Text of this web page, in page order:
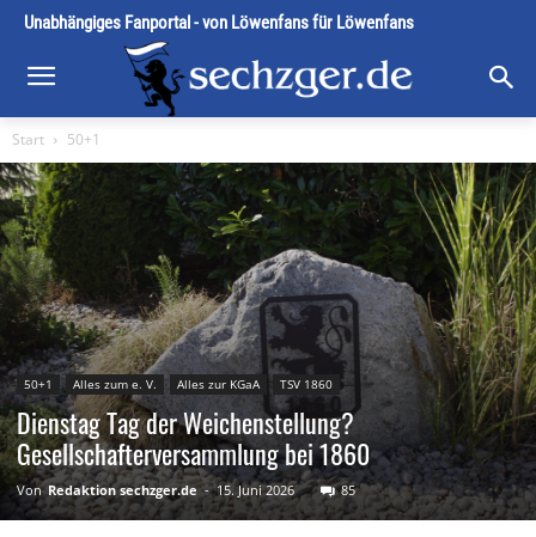
Unabhängiges Fanportal - von Löwenfans für Löwenfans
Start 50+1
50+1 Alles zum e. V. Alles zur KGaA TSV 1860
Dienstag Tag der Weichenstellung?
Gesellschafterversammlung bei 1860
Von Redaktion sechzger.de - 15. Juni 2026 85